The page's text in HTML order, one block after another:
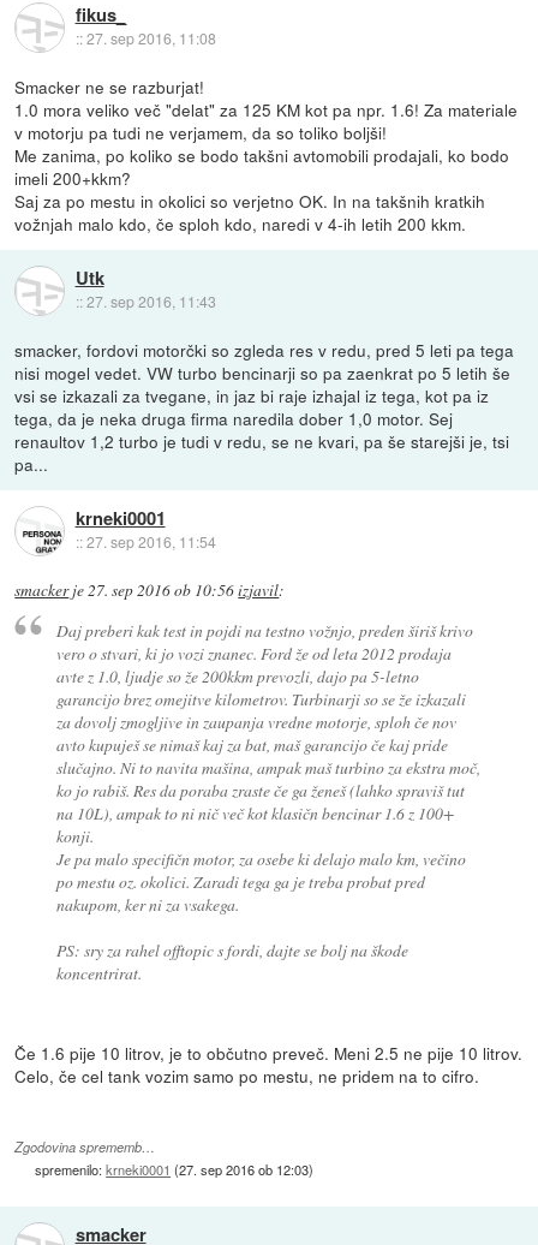
fikus_
::27. sep 2016, 11:08
Smacker ne se razburjat!
1.0 mora veliko več "delat" za 125 KM kot pa npr. 1.6! Za materiale
v motorju pa tudi ne verjamem, da so toliko boljši!
Me zanima, po koliko se bodo takšni avtomobili prodajali, ko bodo
imeli 200+kkm?
Saj za po mestu in okolici so verjetno OK. In na takšnih kratkih
vožnjah malo kdo, če sploh kdo, naredi v 4-ih letih 200 kkm.
Utk
::27. sep 2016, 11:43
smacker, fordovi motorčki so zgleda res v redu, pred 5 leti pa tega
nisi mogel vedet. VW turbo bencinarji so pa zaenkrat po 5 letih še
vsi se izkazali za tvegane, in jaz bi raje izhajal iz tega, kot pa iz
tega, da je neka druga firma naredila dober 1,0 motor. Sej
renaultov 1,2 turbo je tudi v redu, se ne kvari, pa še starejši je, tsi
pa...
krneki0001
::27. sep 2016, 11:54
smackerje27. sep 2016 ob 10:56izjavil:
Daj preberi kak test in pojdi na testno vožnjo, preden širiš krivo
vero o stvari, ki jo vozi znanec. Ford že od leta 2012 prodaja
avte z 1.0, ljudje so že 200kkm prevozli, dajo pa 5-letno
garancijo brez omejitve kilometrov. Turbinarji so se že izkazali
za dovolj zmogljive in zaupanja vredne motorje, sploh če nov
avto kupuješ se nimaš kaj za bat, maš garancijo če kaj pride
slučajno. Ni to navita mašina, ampak maš turbino za ekstra moč,
ko jo rabiš. Res da poraba zraste če ga ženeš (lahko spraviš tut
na 10L), ampak to ni nič več kot klasičn bencinar 1.6 z 100+
konji.
Je pa malo specifičn motor, za osebe ki delajo malo km, večino
po mestu oz. okolici. Zaradi tega ga je treba probat pred
nakupom, ker ni za vsakega.
PS: sry za rahel offtopic s fordi, dajte se bolj na škode
koncentrirat.
Če 1.6 pije 10 litrov, je to občutno preveč. Meni 2.5 ne pije 10 litrov.
Celo, če cel tank vozim samo po mestu, ne pridem na to cifro.
Zgodovina sprememb…
spremenilo:krneki0001 (27. sep 2016 ob 12:03)
smacker